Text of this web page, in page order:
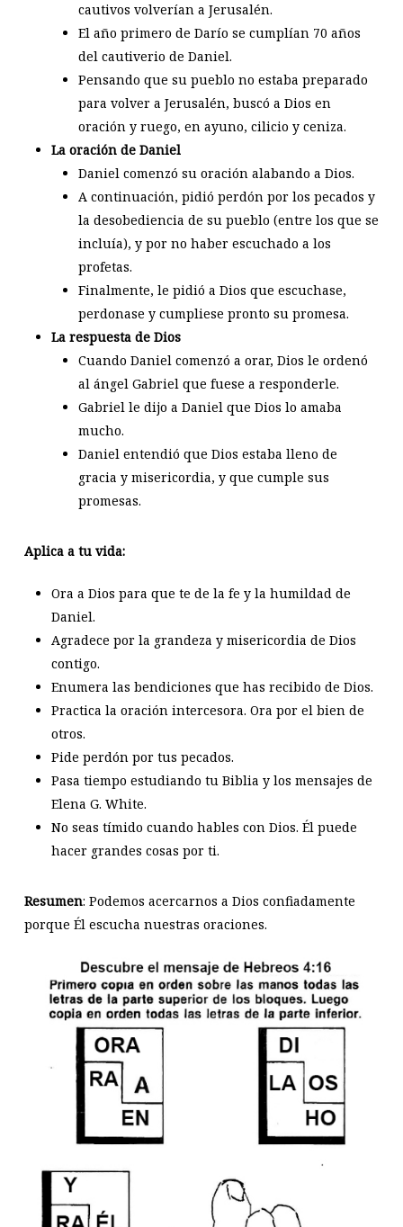
cautivos volverían a Jerusalén.
El año primero de Darío se cumplían 70 años
del cautiverio de Daniel.
Pensando que su pueblo no estaba preparado
para volver a Jerusalén, buscó a Dios en
oración y ruego, en ayuno, cilicio y ceniza.
La oración de Daniel
Daniel comenzó su oración alabando a Dios.
A continuación, pidió perdón por los pecados y
la desobediencia de su pueblo (entre los que se
incluía), y por no haber escuchado a los
profetas.
Finalmente, le pidió a Dios que escuchase,
perdonase y cumpliese pronto su promesa.
La respuesta de Dios
Cuando Daniel comenzó a orar, Dios le ordenó
al ángel Gabriel que fuese a responderle.
Gabriel le dijo a Daniel que Dios lo amaba
mucho.
Daniel entendió que Dios estaba lleno de
gracia y misericordia, y que cumple sus
promesas.
Aplica a tu vida:
Ora a Dios para que te de la fe y la humildad de
Daniel.
Agradece por la grandeza y misericordia de Dios
contigo.
Enumera las bendiciones que has recibido de Dios.
Practica la oración intercesora. Ora por el bien de
otros.
Pide perdón por tus pecados.
Pasa tiempo estudiando tu Biblia y los mensajes de
Elena G. White.
No seas tímido cuando hables con Dios. Él puede
hacer grandes cosas por ti.
Resumen: Podemos acercarnos a Dios confiadamente
porque Él escucha nuestras oraciones.